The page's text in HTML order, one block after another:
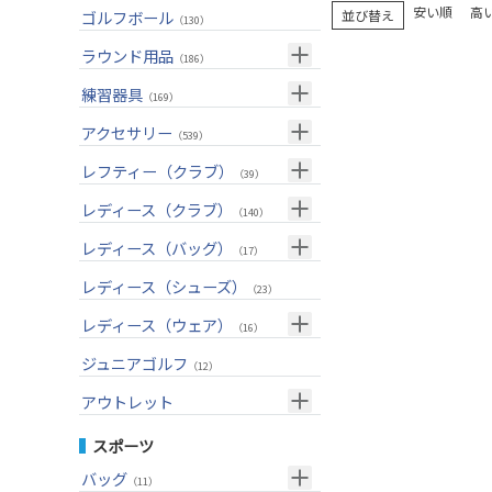
ウェッジ(右用)
パター(右用)
チッパー(右用)（12）
USモデル（56）
カスタム
トートバッグ
トップス（55）
ボトムス（26）
アウター
グローブ
その他
ゴルフボール （130）
ラウンド用品 （186）
GPSナビ（34）
距離測定器
（20）
ネームプレート
傘
練習器具 （169）
パターマット（28）
スイング練習器 （114）
アクセサリー （539）
ヘッドカバー（202）
シューズケース （6）
トラベルケース （21）
サングラス
ネックレス
その他
レフティー（クラブ） （39）
クラブセット(左用) （1）
ドライバー(左用)（4）
フェアウェイウッド(左用)
ウェッジ(左用)
パター(左用)
レディース（クラブ） （140）
クラブセット(女性用) （11）
ドライバー(女性用)（20）
フェアウェイウッド(女性用) （28）
ウェッジ(女性用)
レディース（バッグ） （17）
キャディバッグ （12）
クラブケース （2）
レディース（シューズ） （23）
レディース（ウェア） （16）
トップス（5）
レインウェア
ジュニアゴルフ （12）
アウトレット
クラブセット
ドライバー
スポーツ
バッグ （11）
並び替え 安い順 高